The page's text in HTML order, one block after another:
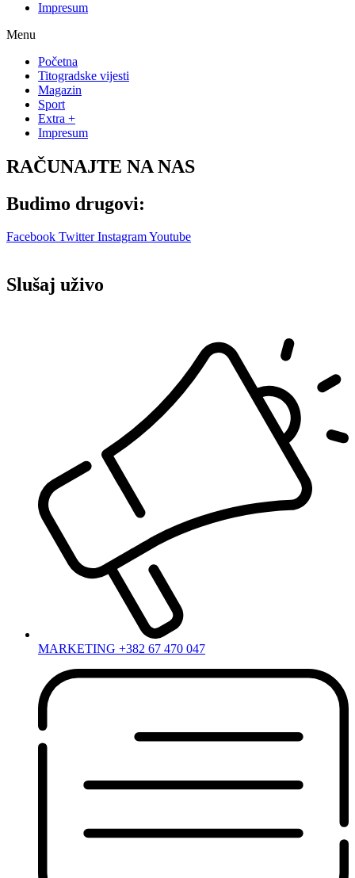
Impresum
Menu
Početna
Titogradske vijesti
Magazin
Sport
Extra +
Impresum
RAČUNAJTE NA NAS
Budimo drugovi:
Facebook Twitter InstagramYoutube
Slušaj uživo
MARKETING +382 67 470 047